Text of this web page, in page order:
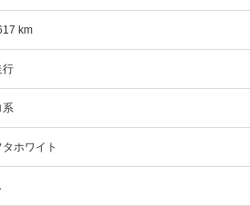
km
行
系
タホワイト